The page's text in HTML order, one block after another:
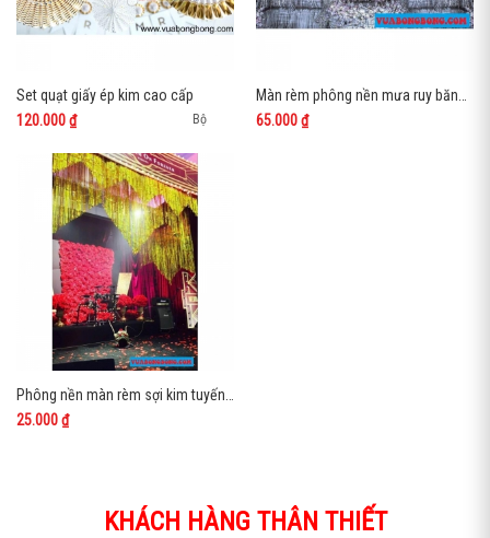
Set quạt giấy ép kim cao cấp
120.000 ₫
Bộ
65.000 ₫
25.000 ₫
KHÁCH HÀNG THÂN THIẾT